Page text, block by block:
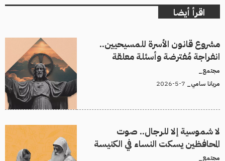
اقرأ أيضا
مشروع قانون الأسرة للمسيحيين..
انفراجة مُفترضة وأسئلة معلقة
مجتمع_
مريانا سامي_
لا شموسية إلا للرجال.. صوت
المحافظين يسكت النساء في الكنيسة
مجتمع_